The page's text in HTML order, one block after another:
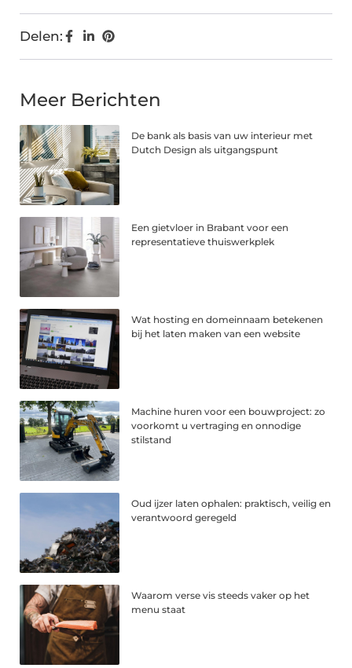
Delen:
Meer Berichten
De bank als basis van uw interieur met
Dutch Design als uitgangspunt
Een gietvloer in Brabant voor een
representatieve thuiswerkplek
Wat hosting en domeinnaam betekenen
bij het laten maken van een website
Machine huren voor een bouwproject: zo
voorkomt u vertraging en onnodige
stilstand
Oud ijzer laten ophalen: praktisch, veilig en
verantwoord geregeld
Waarom verse vis steeds vaker op het
menu staat